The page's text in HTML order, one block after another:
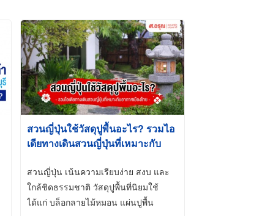
สวนญี่ปุ่นใช้วัสดุปูพื้นอะไร? รวมไอ
เดียทางเดินสวนญี่ปุ่นที่เหมาะกับ
สวนญี่ปุ่น เน้นความเรียบง่าย สงบ และ
ใกล้ชิดธรรมชาติ วัสดุปูพื้นที่นิยมใช้
ได้แก่ บล็อกลายไม้หมอน แผ่นปูพื้น